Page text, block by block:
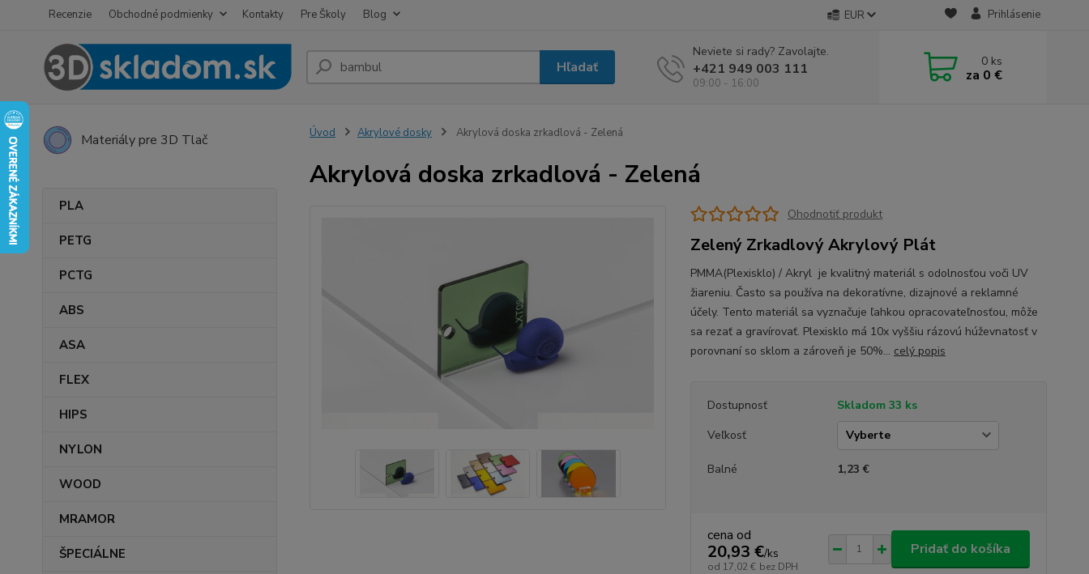
Recenzie Obchodné podmienky Kontakty Pre Školy Blog EUR Prihlásenie
Hľadať
Neviete si rady? Zavolajte.
+421 949 003 111
09:00 - 16:00
0 ks
za 0 €
Materiály pre 3D Tlač
PLA
PETG
PCTG
ABS
ASA
FLEX
HIPS
NYLON
WOOD
MRAMOR
ŠPECIÁLNE
Úvod Akrylové dosky Akrylová doska zrkadlová - Zelená
Akrylová doska zrkadlová - Zelená
Ohodnotiť produkt
Zelený Zrkadlový Akrylový Plát
PMMA(Plexisklo) / Akryl je kvalitný materiál s odolnosťou voči UV
žiareniu. Často sa používa na dekoratívne, dizajnové a reklamné
účely. Tento materiál sa vyznačuje ľahkou opracovateľnosťou, môže
sa rezať a gravírovať. Plexisklo má 10x vyššiu rázovú húževnatosť v
porovnaní so sklom a zároveň je 50%... celý popis
Dostupnosť
Skladom 33 ks
Veľkosť
Balné 1,23 €
cena od
20,93 €/ks
od 17,02 € bez DPH
Pridať do košíka